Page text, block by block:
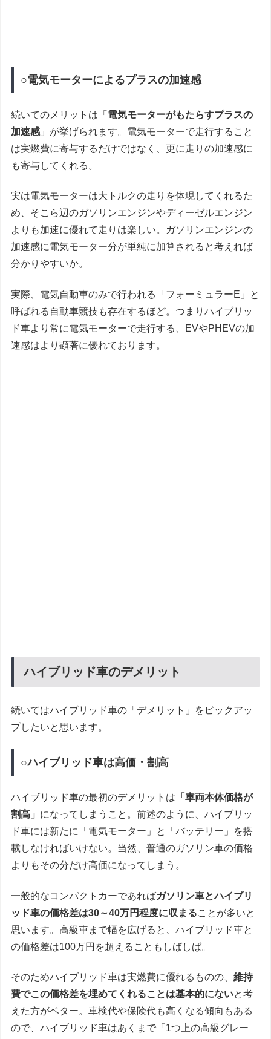
○電気モーターによるプラスの加速感
続いてのメリットは「 電気モーターがもたらすプラスの
加速感 」が挙げられます。電気モーターで走行すること
は実燃費に寄与するだけではなく、更に走りの加速感に
も寄与してくれる。
実は電気モーターは大トルクの走りを体現してくれるた
め、そこら辺のガソリンエンジンやディーゼルエンジン
よりも加速に優れて走りは楽しい。ガソリンエンジンの
加速感に電気モーター分が単純に加算されると考えれば
分かりやすいか。
実際、電気自動車のみで行われる「フォーミュラーE」と
呼ばれる自動車競技も存在するほど。つまりハイブリッ
ド車より常に電気モーターで走行する、EVやPHEVの加
速感はより顕著に優れております。
ハイブリッド車のデメリット
続いてはハイブリッド車の「デメリット」をピックアッ
プしたいと思います。
○ハイブリッド車は高価・割高
ハイブリッド車の最初のデメリットは 「車両本体価格が
割高」 になってしまうこと。前述のように、ハイブリッ
ド車には新たに「電気モーター」と「バッテリー」を搭
載しなければいけない。当然、普通のガソリン車の価格
よりもその分だけ高価になってしまう。
一般的なコンパクトカーであればガソリン車とハイブリ
ッド車の価格差は30～40万円程度に収まることが多いと
思います。高級車まで幅を広げると、ハイブリッド車と
の価格差は100万円を超えることもしばしば。
そのためハイブリッド車は実燃費に優れるものの、維持
費でこの価格差を埋めてくれることは基本的にないと考
えた方がベター。車検代や保険代も高くなる傾向もある
ので、ハイブリッド車はあくまで「1つ上の高級グレー